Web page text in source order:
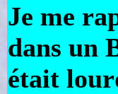
Je me
dans un
était